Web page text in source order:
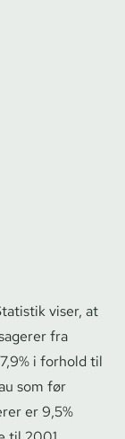
viser, at
fra
i forhold til
som før
er 9,5%